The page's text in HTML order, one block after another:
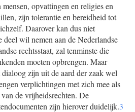
opvattingen en religies en
zijn tolerantie en bereidheid tot
Daarover kan dus niet
wil nemen aan de Nederlandse
rechtsstaat, zal tenminste die
moeten opbrengen. Maar
zijn uit de aard der zaak wel
verplichtingen met zich mee als
de vrijheidsrechten. De
zijn hierover duidelijk.3